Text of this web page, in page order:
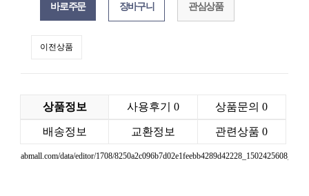
관심상품
이전상품
상품정보 사용후기 0 상품문의0
배송정보 교환정보 관련상품0
abmall.com/data/editor/1708/